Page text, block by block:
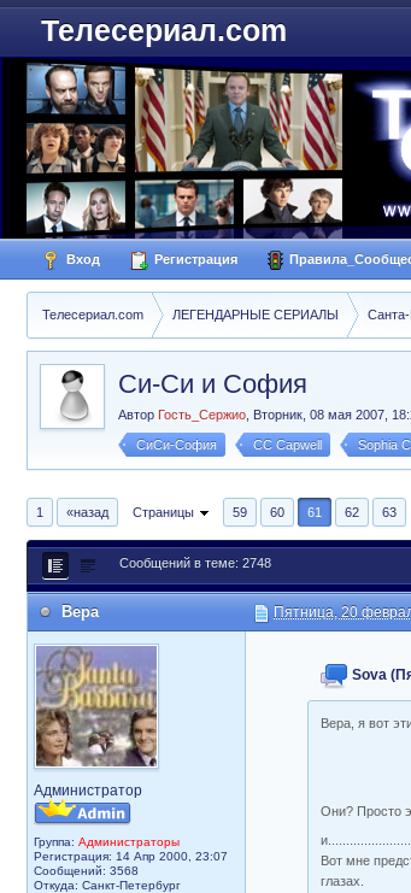
Телесериал.com
Вход Регистрация
Телесериал.com ЛЕГЕНДАРНЫЕ СЕРИАЛЫ
Си-Си и София
Автор Гость_Сержио Вторник, 08 мая 2007,
СиСи-София CC Capwell Sophia
1 «назад Страницы 59 60 61 62 63
Сообщений в теме: 2748
Вера Пятница, 20
Администратор
Группа: Администраторы
Регистрация: 14 Апр 2000, 23:07
Сообщений: 3568
Откуда: Санкт-Петербург
Sova
Вера, я вот
Они? Просто
Вот мне
глазах.